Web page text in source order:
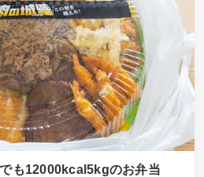
も12000kcal5kgのお弁当